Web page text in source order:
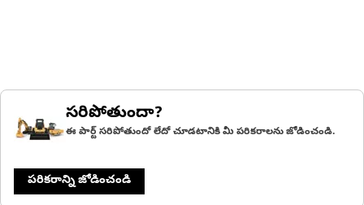
సరిపోతుందా?
ఈ పార్ట్ సరిపోతుందో లేదో చూడటానికి మీ పరికరాలను జోడించండి.
పరికరాన్ని జోడించండి